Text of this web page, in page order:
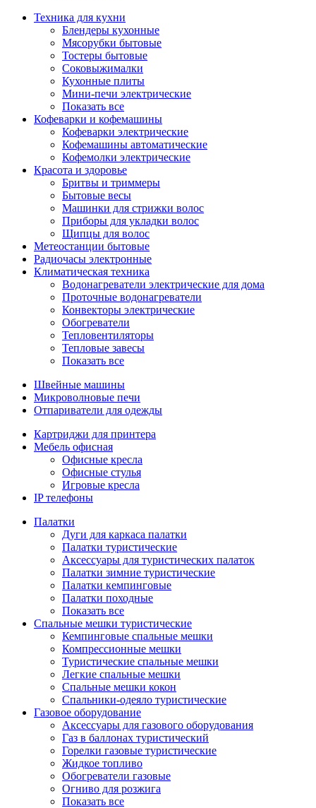
Техника для кухни
Блендеры кухонные
Мясорубки бытовые
Тостеры бытовые
Соковыжималки
Кухонные плиты
Мини-печи электрические
Показать все
Кофеварки и кофемашины
Кофеварки электрические
Кофемашины автоматические
Кофемолки электрические
Красота и здоровье
Бритвы и триммеры
Бытовые весы
Машинки для стрижки волос
Приборы для укладки волос
Щипцы для волос
Метеостанции бытовые
Радиочасы электронные
Климатическая техника
Водонагреватели электрические для дома
Проточные водонагреватели
Конвекторы электрические
Обогреватели
Тепловентиляторы
Тепловые завесы
Показать все
Швейные машины
Микроволновые печи
Отпариватели для одежды
Картриджи для принтера
Мебель офисная
Офисные кресла
Офисные стулья
Игровые кресла
IP телефоны
Палатки
Дуги для каркаса палатки
Палатки туристические
Аксессуары для туристических палаток
Палатки зимние туристические
Палатки кемпинговые
Палатки походные
Показать все
Спальные мешки туристические
Кемпинговые спальные мешки
Компрессионные мешки
Туристические спальные мешки
Легкие спальные мешки
Спальные мешки кокон
Спальники-одеяло туристические
Газовое оборудование
Аксессуары для газового оборудования
Газ в баллонах туристический
Горелки газовые туристические
Жидкое топливо
Обогреватели газовые
Огниво для розжига
Показать все